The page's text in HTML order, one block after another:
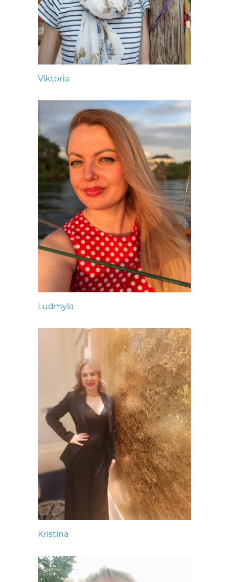
Viktoria
Ludmyla
Kristina